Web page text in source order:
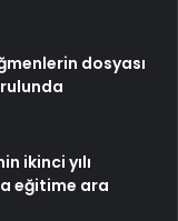
dosyası
ikinci yılı
eğitime ara